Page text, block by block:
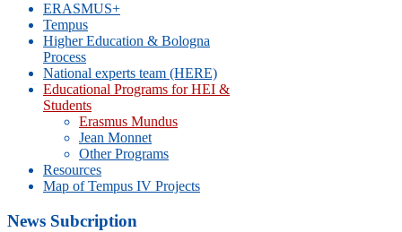
ERASMUS+
Tempus
Higher Education & Bologna
Process
National experts team (HERE)
Educational Programs for HEI &
Students
Erasmus Mundus
Jean Monnet
Other Programs
Resources
Map of Tempus IV Projects
News Subcription